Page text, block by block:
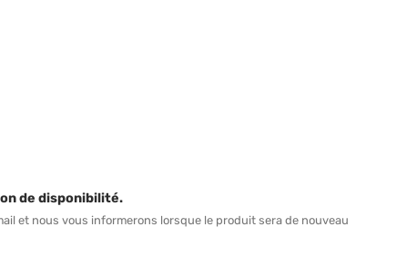
de disponibilité.
et nous vous informerons lorsque le produit sera de nouveau